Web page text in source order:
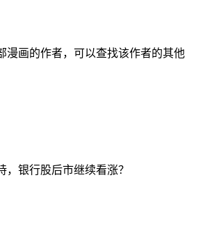
漫画的作者，可以查找该作者的其他
银行股后市继续看涨？